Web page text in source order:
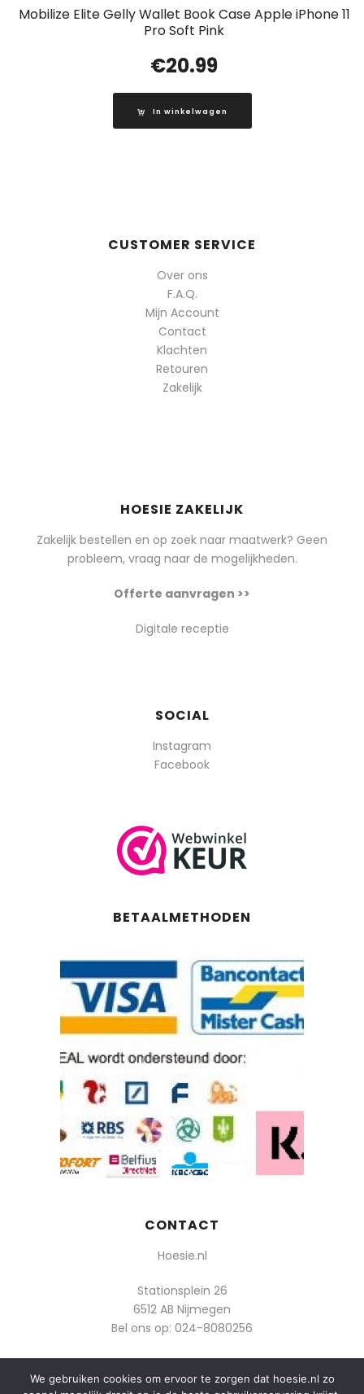
Mobilize Elite Gelly Wallet Book Case Apple iPhone 11
Pro Soft Pink
€20.99
In winkelwagen
CUSTOMER SERVICE
Over ons
F.A.Q.
Mijn Account
Contact
Klachten
Retouren
Zakelijk
HOESIE ZAKELIJK
Zakelijk bestellen en op zoek naar maatwerk? Geen
probleem, vraag naar de mogelijkheden.
Offerte aanvragen >>
Digitale receptie
SOCIAL
Instagram
Facebook
BETAALMETHODEN
CONTACT
Hoesie.nl
Stationsplein 26
6512 AB Nijmegen
Bel ons op: 024-8080256
Of mail: info@hoesie.nl
We gebruiken cookies om ervoor te zorgen dat hoesie.nl zo